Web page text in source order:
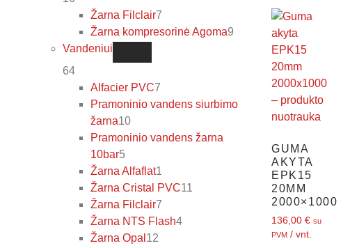
Žarna Filclair7
Žarna kompresorinė Agoma9
Vandeniui
64
Alfacier PVC7
Pramoninio vandens siurbimo
žarna10
Pramoninio vandens žarna
10bar5
Žarna Alfaflat1
Žarna Cristal PVC11
Žarna Filclair7
Žarna NTS Flash4
Žarna Opal 12
GUMA
AKYTA
EPK15
20MM
2000×1000
136,00 € su
PVM / vnt.